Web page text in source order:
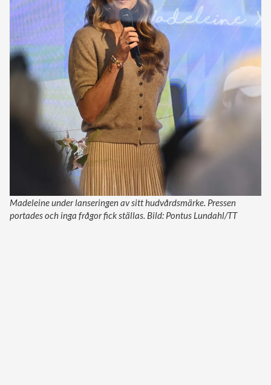
Madeleine under lanseringen av sitt hudvårdsmärke. Pressen
portades och inga frågor fick ställas. Bild: Pontus Lundahl/TT